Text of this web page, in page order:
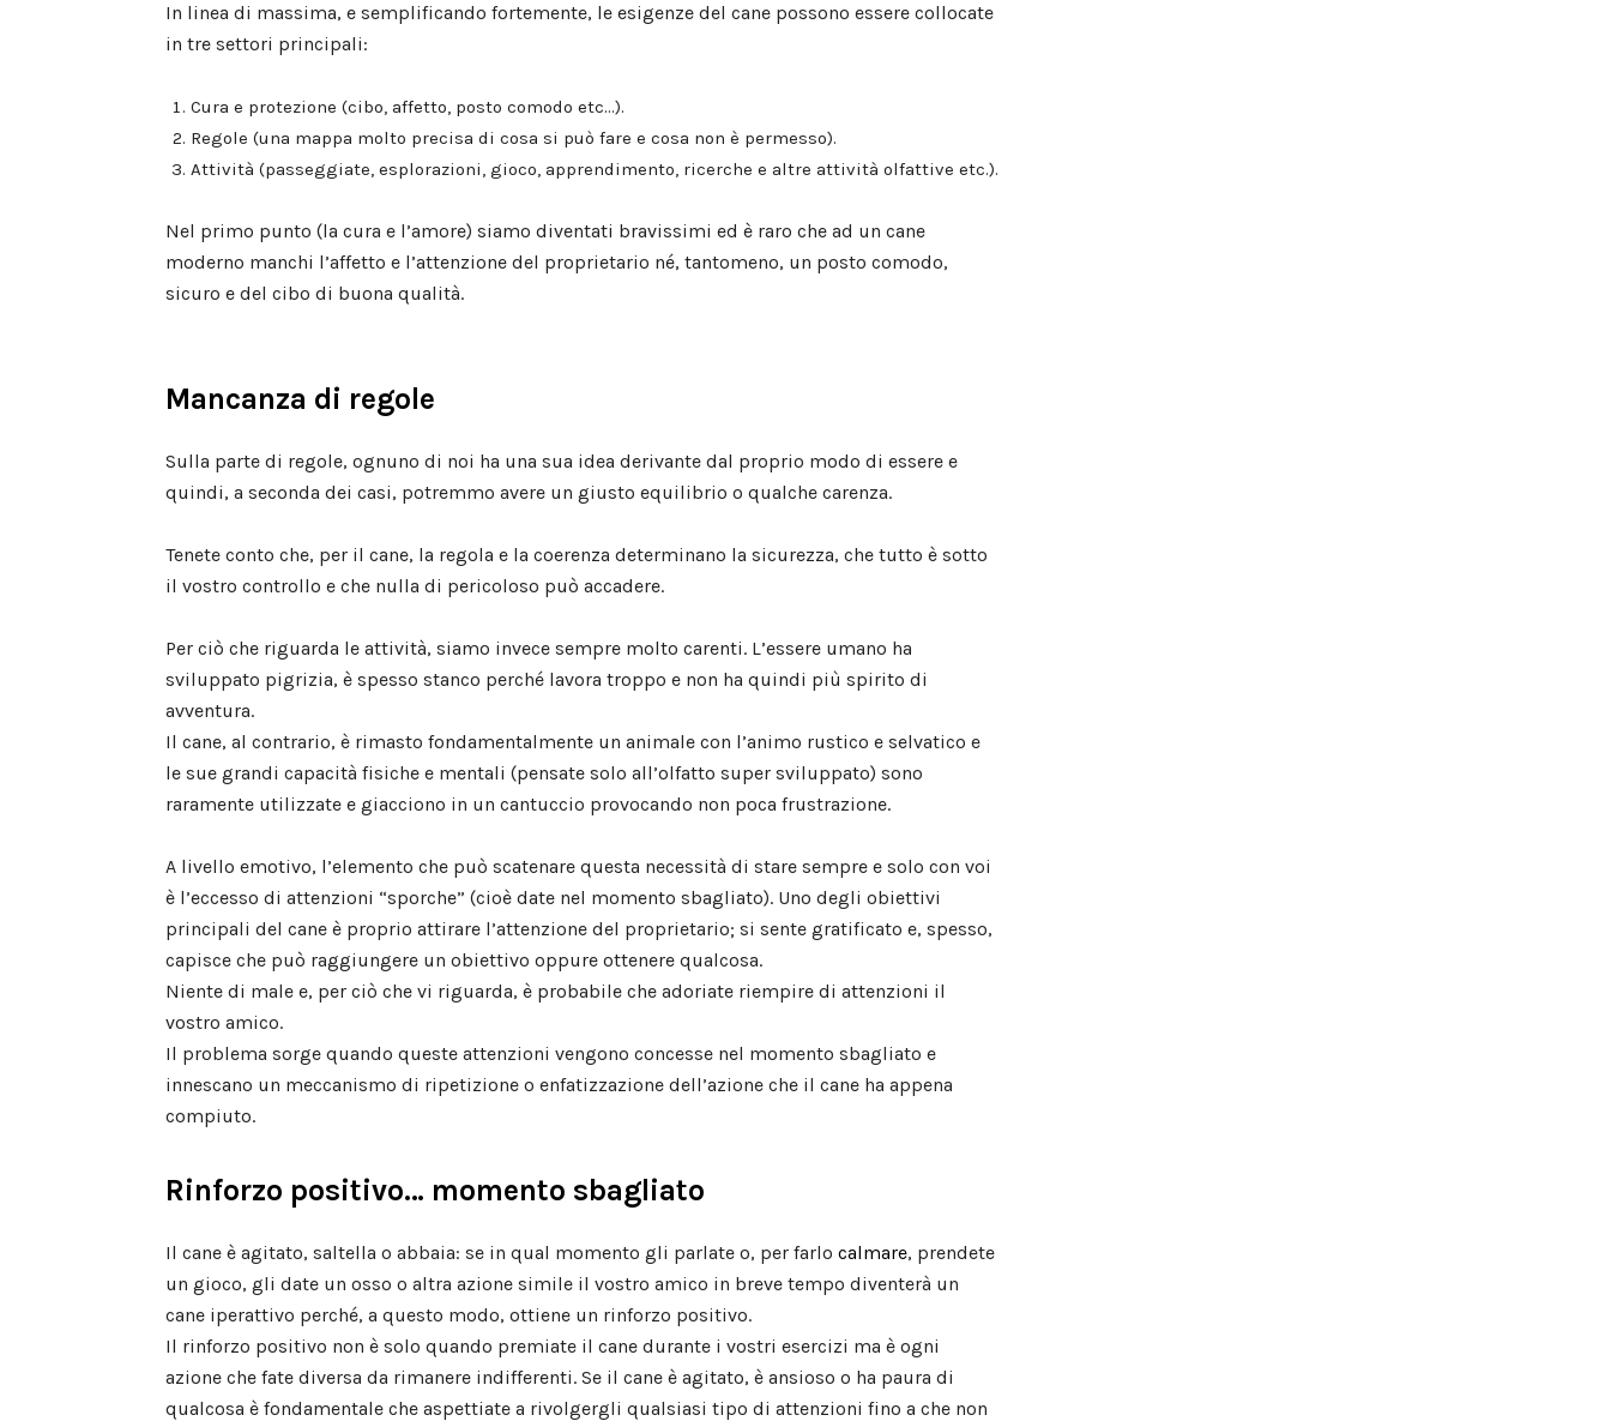
In linea di massima, e semplificando fortemente, le esigenze del cane possono essere collocate
in tre settori principali:
Cura e protezione (cibo, affetto, posto comodo etc…).
Regole (una mappa molto precisa di cosa si può fare e cosa non è permesso).
Attività (passeggiate, esplorazioni, gioco, apprendimento, ricerche e altre attività olfattive etc.).
Nel primo punto (la cura e l’amore) siamo diventati bravissimi ed è raro che ad un cane
moderno manchi l’affetto e l’attenzione del proprietario né, tantomeno, un posto comodo,
sicuro e del cibo di buona qualità.
Mancanza di regole
Sulla parte di regole, ognuno di noi ha una sua idea derivante dal proprio modo di essere e
quindi, a seconda dei casi, potremmo avere un giusto equilibrio o qualche carenza.
Tenete conto che, per il cane, la regola e la coerenza determinano la sicurezza, che tutto è sotto
il vostro controllo e che nulla di pericoloso può accadere.
Per ciò che riguarda le attività, siamo invece sempre molto carenti. L’essere umano ha
sviluppato pigrizia, è spesso stanco perché lavora troppo e non ha quindi più spirito di
avventura.
Il cane, al contrario, è rimasto fondamentalmente un animale con l’animo rustico e selvatico e
le sue grandi capacità fisiche e mentali (pensate solo all’olfatto super sviluppato) sono
raramente utilizzate e giacciono in un cantuccio provocando non poca frustrazione.
A livello emotivo, l’elemento che può scatenare questa necessità di stare sempre e solo con voi
è l’eccesso di attenzioni “sporche” (cioè date nel momento sbagliato). Uno degli obiettivi
principali del cane è proprio attirare l’attenzione del proprietario; si sente gratificato e, spesso,
capisce che può raggiungere un obiettivo oppure ottenere qualcosa.
Niente di male e, per ciò che vi riguarda, è probabile che adoriate riempire di attenzioni il
vostro amico.
Il problema sorge quando queste attenzioni vengono concesse nel momento sbagliato e
innescano un meccanismo di ripetizione o enfatizzazione dell’azione che il cane ha appena
compiuto.
Rinforzo positivo… momento sbagliato
Il cane è agitato, saltella o abbaia: se in qual momento gli parlate o, per farlo calmare, prendete
un gioco, gli date un osso o altra azione simile il vostro amico in breve tempo diventerà un
cane iperattivo perché, a questo modo, ottiene un rinforzo positivo.
Il rinforzo positivo non è solo quando premiate il cane durante i vostri esercizi ma è ogni
azione che fate diversa da rimanere indifferenti. Se il cane è agitato, è ansioso o ha paura di
qualcosa è fondamentale che aspettiate a rivolgergli qualsiasi tipo di attenzioni fino a che non